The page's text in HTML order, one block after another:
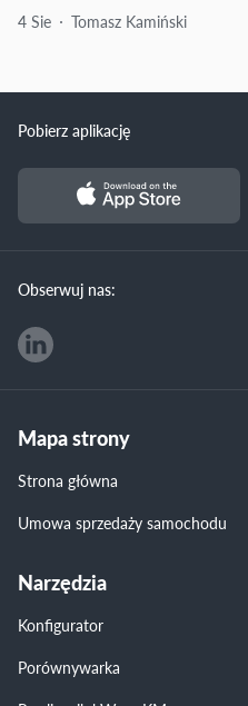
4 Sie Tomasz Kamiński
Pobierz aplikację
Obserwuj nas:
Mapa strony
Strona główna
Umowa sprzedaży samochodu
Narzędzia
Konfigurator
Porównywarka